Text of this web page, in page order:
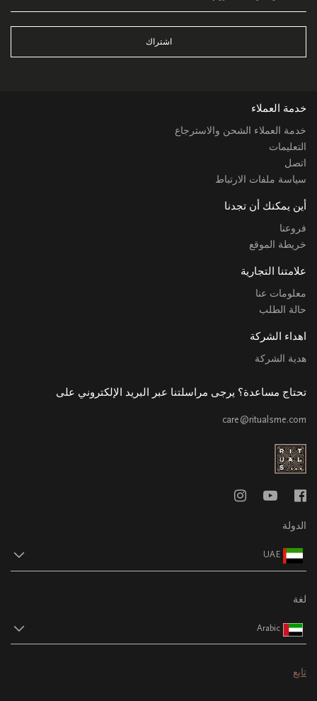
اشتراك
خدمة العملاء
خدمة العملاء الشحن والاسترجاع
التعليمات
اتصل
سياسة ملفات الارتباط
أين يمكنك أن تجدنا
فروعنا
خريطة الموقع
علامتنا التجارية
معلومات عنا
حالة الطلب
اهداء الشركة
هدية الشركة
تحتاج مساعدة؟ يرجى مراسلتنا عبر البريد الإلكتروني على
care@ritualsme.com
الدولة
UAE
لغة
Arabic
تابع